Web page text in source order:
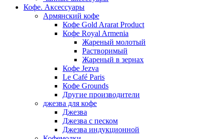
Кофе. Аксессуары
Армянский кофе
Кофе Gold Ararat Product
Кофе Royal Armenia
Жареный молотый
Растворимый
Жареный в зернах
Кофе Jezva
Le Café Paris
Кофе Grounds
Другие производители
джезва для кофе
Джезва
Джезва с песком
Джезва индукционной